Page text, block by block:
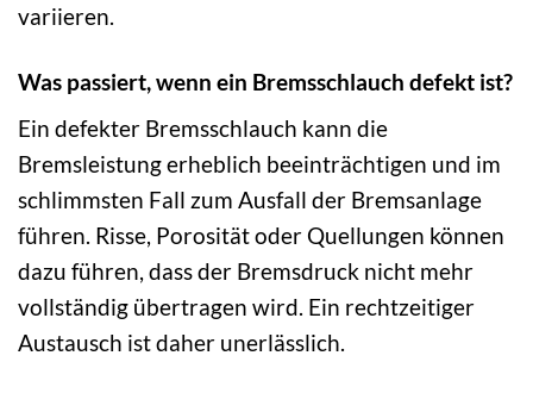
variieren.
Was passiert, wenn ein Bremsschlauch defekt ist?
Ein defekter Bremsschlauch kann die
Bremsleistung erheblich beeinträchtigen und im
schlimmsten Fall zum Ausfall der Bremsanlage
führen. Risse, Porosität oder Quellungen können
dazu führen, dass der Bremsdruck nicht mehr
vollständig übertragen wird. Ein rechtzeitiger
Austausch ist daher unerlässlich.